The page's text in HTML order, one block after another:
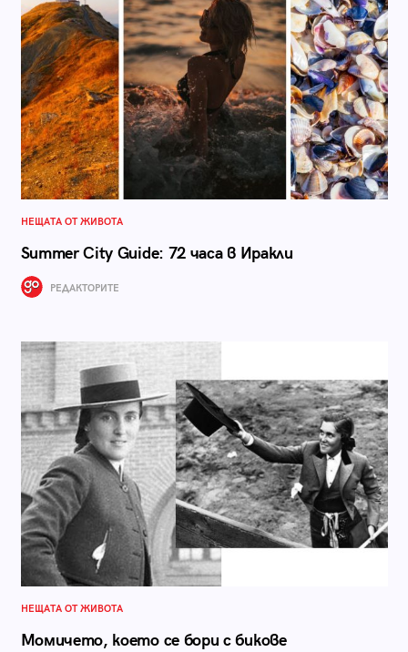
НЕЩАТА ОТ ЖИВОТА
Summer City Guide: 72 часа в Иракли
РЕДАКТОРИТЕ
НЕЩАТА ОТ ЖИВОТА
Момичето, което се бори с бикове